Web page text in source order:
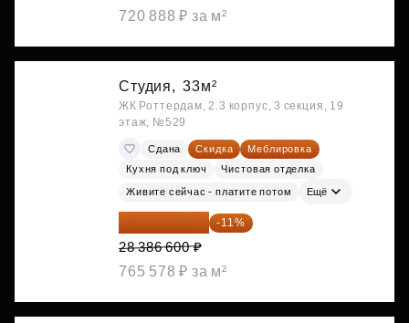
720 888 ₽ за м²
Студия, 33м²
ЖК Роттердам, 2.3 корпус, 3 секция, 19
этаж, №529
Сдана Скидка
Меблировка
Кухня под ключ
Чистовая отделка
Живите сейчас - платите потом Ещё
25 264 074 ₽ -11%
28 386 600 ₽
765 578 ₽ за м²